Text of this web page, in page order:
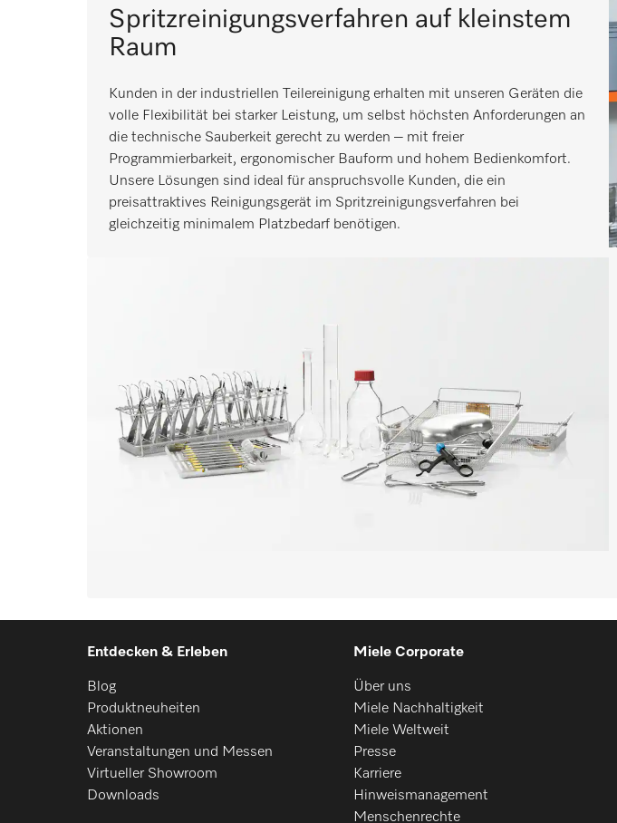
Spritzreinigungsverfahren auf kleinstem
Raum
Kunden in der industriellen Teilereinigung erhalten mit unseren Geräten die
volle Flexibilität bei starker Leistung, um selbst höchsten Anforderungen an
die technische Sauberkeit gerecht zu werden – mit freier
Programmierbarkeit, ergonomischer Bauform und hohem Bedienkomfort.
Unsere Lösungen sind ideal für anspruchsvolle Kunden, die ein
preisattraktives Reinigungsgerät im Spritzreinigungsverfahren bei
gleichzeitig minimalem Platzbedarf benötigen.
Entdecken & Erleben
Blog
Produktneuheiten
Aktionen
Veranstaltungen und Messen
Virtueller Showroom
Downloads
Miele Corporate
Über uns
Miele Nachhaltigkeit
Miele Weltweit
Presse
Karriere
Hinweismanagement
Menschenrechte